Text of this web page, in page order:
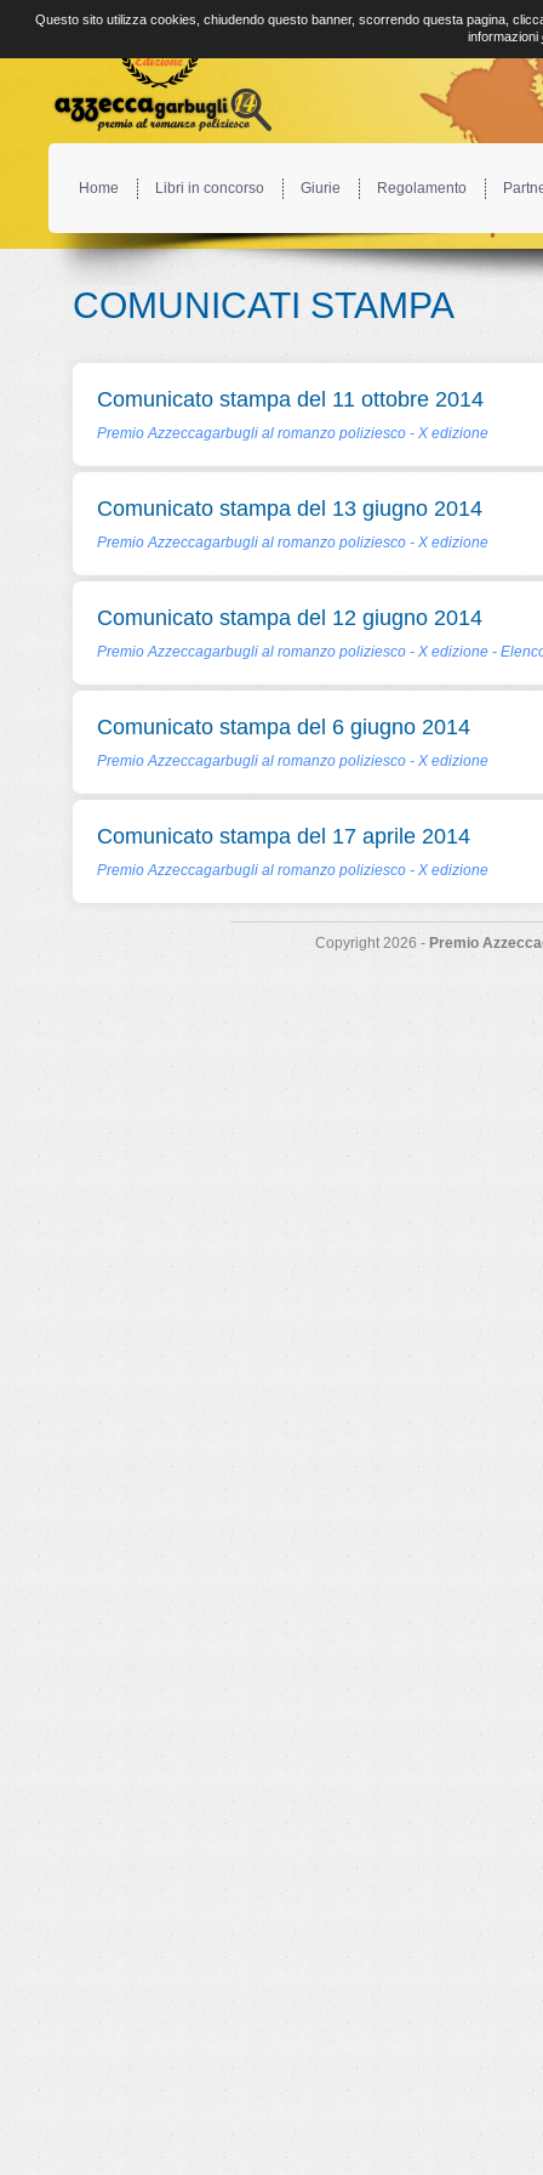
Home Libri in concorso Giurie Regolamento
COMUNICATI STAMPA
Comunicato stampa del 11 ottobre 2014
Premio Azzeccagarbugli al romanzo poliziesco - X edizione
Comunicato stampa del 13 giugno 2014
Premio Azzeccagarbugli al romanzo poliziesco - X edizione
Comunicato stampa del 12 giugno 2014
Premio Azzeccagarbugli al romanzo poliziesco - X edizione -
Comunicato stampa del 6 giugno 2014
Premio Azzeccagarbugli al romanzo poliziesco - X edizione
Comunicato stampa del 17 aprile 2014
Premio Azzeccagarbugli al romanzo poliziesco - X edizione
Copyright 2026 - Premio
Questo sito utilizza cookies, chiudendo questo banner, scorrendo questa pagina,
informazioni